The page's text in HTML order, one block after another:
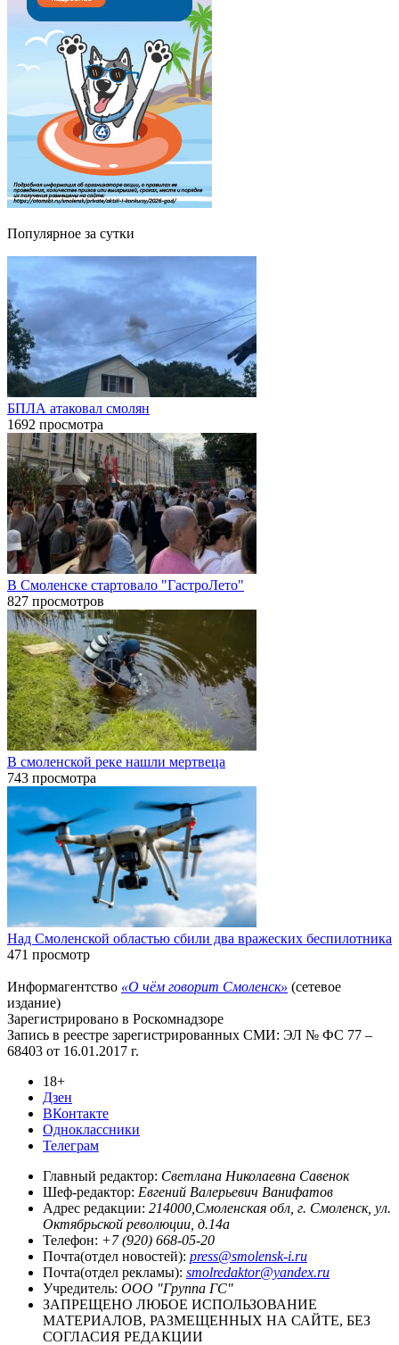
Популярное за сутки
БПЛА атаковал смолян
1692 просмотра
В Смоленске стартовало "ГастроЛето"
827 просмотров
В смоленской реке нашли мертвеца
743 просмотра
Над Смоленской областью сбили два вражеских беспилотника
471 просмотр
Информагентство «О чём говорит Смоленск» (сетевое
издание)
Зарегистрировано в Роскомнадзоре
Запись в реестре зарегистрированных СМИ: ЭЛ № ФС 77 –
68403 от 16.01.2017 г.
18+
Дзен
ВКонтакте
Одноклассники
Телеграм
Главный редактор: Светлана Николаевна Савенок
Шеф-редактор: Евгений Валерьевич Ванифатов
Адрес редакции: 214000,Смоленская обл, г. Смоленск, ул.
Октябрьской революции, д.14а
Телефон: +7 (920) 668-05-20
Почта(отдел новостей): press@smolensk-i.ru
Почта(отдел рекламы): smolredaktor@yandex.ru
Учредитель: ООО "Группа ГС"
ЗАПРЕЩЕНО ЛЮБОЕ ИСПОЛЬЗОВАНИЕ
МАТЕРИАЛОВ, РАЗМЕЩЕННЫХ НА САЙТЕ, БЕЗ
СОГЛАСИЯ РЕДАКЦИИ